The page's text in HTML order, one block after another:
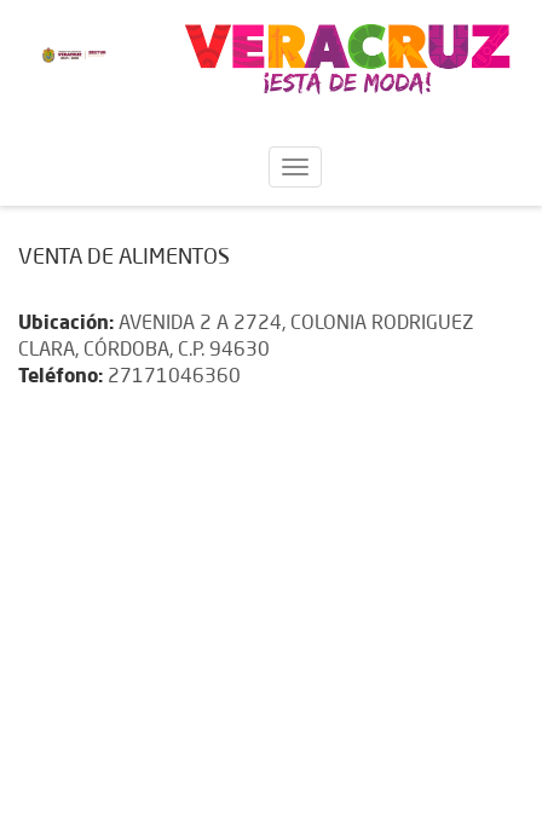
VENTA DE ALIMENTOS
Ubicación: AVENIDA 2 A 2724, COLONIA RODRIGUEZ
CLARA, CÓRDOBA, C.P. 94630
Teléfono: 27171046360